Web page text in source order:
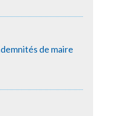
de maire